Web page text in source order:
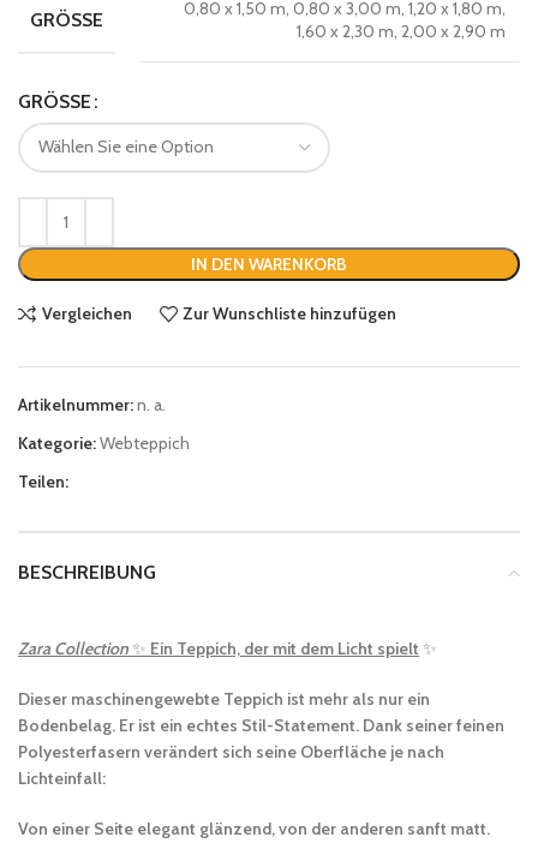
GRÖSSE
0,80 x 1,50 m, 0,80 x 3,00 m, 1,20 x 1,80 m,
1,60 x 2,30 m, 2,00 x 2,90 m
GRÖSSE
IN DEN WARENKORB
Vergleichen Zur Wunschliste hinzufügen
Artikelnummer:n. a.
Kategorie:Webteppich
Teilen:
BESCHREIBUNG
Zara Collection✨ Ein Teppich, der mit dem Licht spielt ✨
Dieser maschinengewebte Teppich ist mehr als nur ein
Bodenbelag. Er ist ein echtes Stil-Statement. Dank seiner feinen
Polyesterfasern verändert sich seine Oberfläche je nach
Lichteinfall:
Von einer Seite elegant glänzend, von der anderen sanft matt.